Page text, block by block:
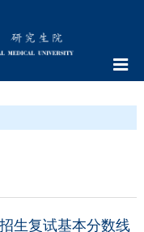
生复试基本分数线